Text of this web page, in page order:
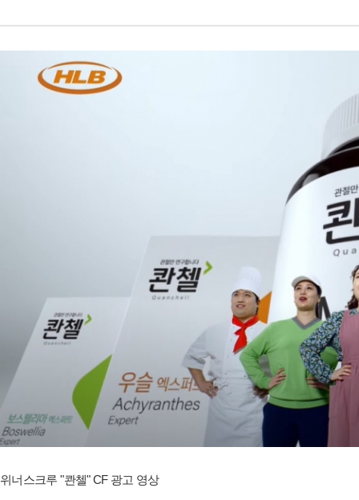
위너스크루 "콴첼" CF 광고 영상